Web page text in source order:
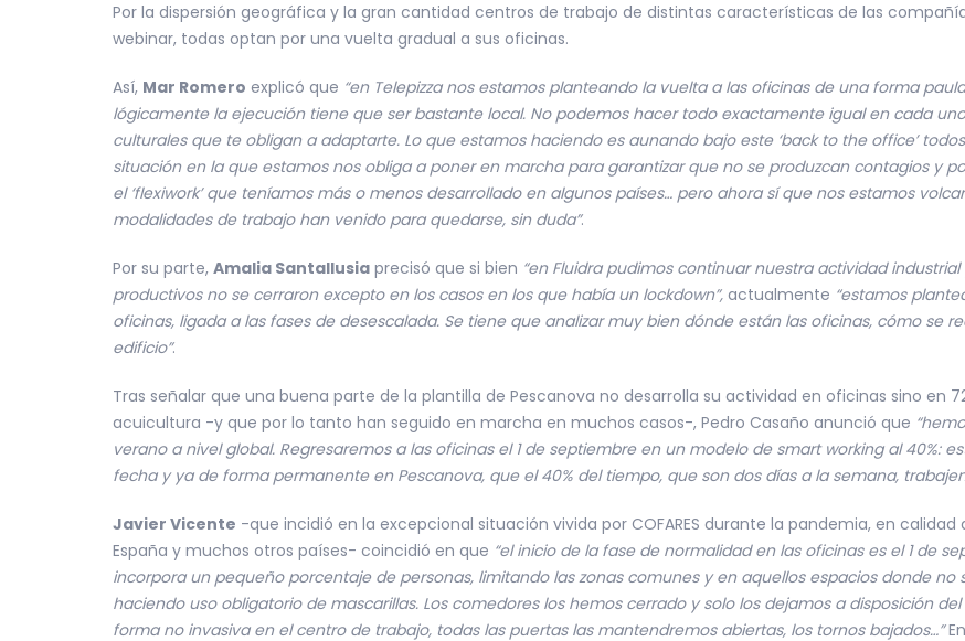
Por la dispersión geográfica y la gran cantidad centros de trabajo de distintas características de las
webinar, todas optan por una vuelta gradual a sus oficinas.
Así, Mar Romero explicó que “en Telepizza nos estamos planteando la vuelta a las oficinas de una forma
lógicamente la ejecución tiene que ser bastante local. No podemos hacer todo exactamente igual en cada
culturales que te obligan a adaptarte. Lo que estamos haciendo es aunando bajo este ‘back to the office’
situación en la que estamos nos obliga a poner en marcha para garantizar que no se produzcan contagios y
el ‘flexiwork’ que teníamos más o menos desarrollado en algunos países… pero ahora sí que nos estamos
modalidades de trabajo han venido para quedarse, sin duda”.
Por su parte, Amalia Santallusia precisó que si bien “en Fluidra pudimos continuar nuestra actividad
productivos no se cerraron excepto en los casos en los que había un lockdown”, actualmente “estamos
oficinas, ligada a las fases de desescalada. Se tiene que analizar muy bien dónde están las oficinas, cómo se
edificio”.
Tras señalar que una buena parte de la plantilla de Pescanova no desarrolla su actividad en oficinas sino en
acuicultura -y que por lo tanto han seguido en marcha en muchos casos-, Pedro Casaño anunció que
verano a nivel global. Regresaremos a las oficinas el 1 de septiembre en un modelo de smart working al 40%:
fecha y ya de forma permanente en Pescanova, que el 40% del tiempo, que son dos días a la semana,
Javier Vicente -que incidió en la excepcional situación vivida por COFARES durante la pandemia, en
España y muchos otros países- coincidió en que “el inicio de la fase de normalidad en las oficinas es el 1 de
incorpora un pequeño porcentaje de personas, limitando las zonas comunes y en aquellos espacios donde
haciendo uso obligatorio de mascarillas. Los comedores los hemos cerrado y solo los dejamos a disposición
forma no invasiva en el centro de trabajo, todas las puertas las mantendremos abiertas, los tornos bajados…”